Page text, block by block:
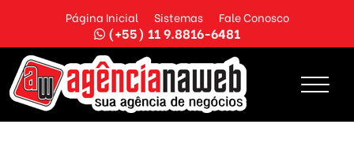
Página Inicial Sistemas Fale Conosco
(+55) 11 9.8816-6481